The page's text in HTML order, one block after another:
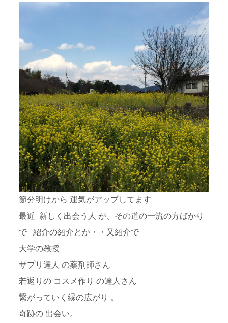
節分明けから 運気がアップしてます
最近 新しく出会う人 が、その道の一流の方ばかり
で 紹介の紹介とか・・又紹介で
大学の教授
サプリ達人 の薬剤師さん
若返りの コスメ作り の達人さん
繋がっていく縁の広がり 。
奇跡の 出会い。